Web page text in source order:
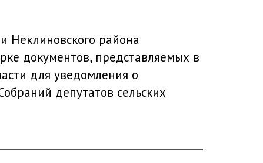
Неклиновского района
документов, представляемых в
для уведомления о
депутатов сельских